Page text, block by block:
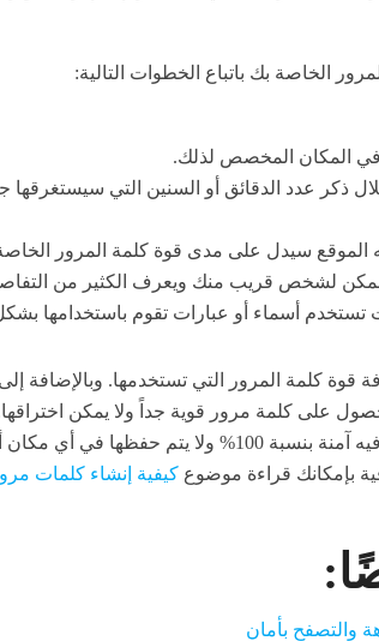
الخاصة بك باتباع الخطوات التالية:
في المكان المخصص لذلك.
ذكر عدد الدقائق أو السنين التي سيستغرقها
الموقع سيدل على مدى قوة كلمة المرور
لشخص قريب منك ويعرف الكثير من
أسماء أو عبارات تقوم باستخدامها
كلمة المرور التي تستخدمها. وبالإضافة
على كلمة مرور قوية جداً ولا يمكن
كلمات المرور التي يتم إدخالها فيه آمنة بنسبة
بإمكانك قراءة موضوع كيفية إنشاء كلمات
والتصفح بأمان